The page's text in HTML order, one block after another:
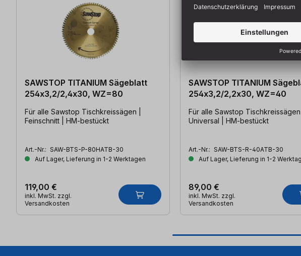
SAWSTOP TITANIUM Sägeblatt
254x3,2/2,4x30, WZ=80
Für alle Sawstop Tischkreissägen |
Feinschnitt | HM-bestückt
Art.-Nr.: SAW-BTS-P-80HATB-30
Auf Lager, Lieferung in 1-2 Werktagen
119,00 €
inkl. MwSt. zzgl.
Versandkosten
SAWSTOP TITANIUM
254x3,2/2,2x30, WZ=40
Für alle Sawstop
Universal | HM-bestückt
Art.-Nr.: SAW-BTS-R-40ATB-30
Auf Lager, Lieferung in 1-2
89,00 €
inkl. MwSt. zzgl.
Versandkosten